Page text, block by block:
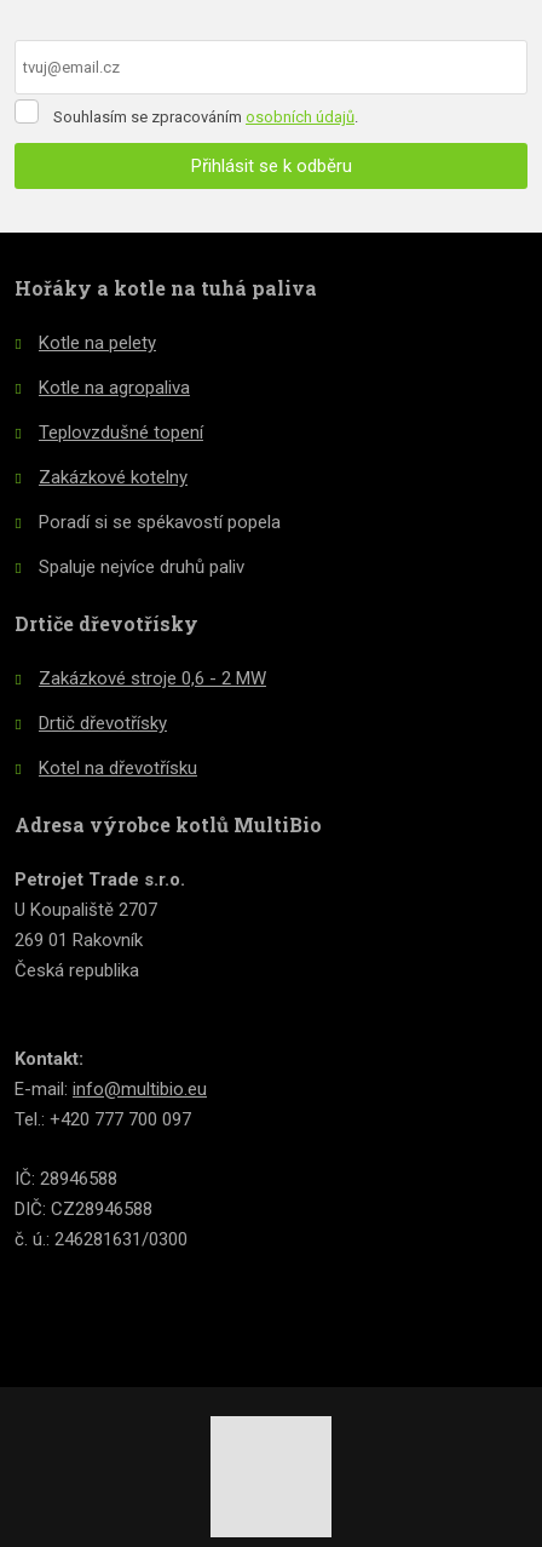
Souhlasím
Souhlasím se zpracováním osobních údajů
Přihlásit se k odběru
nepodařilo
Hořáky a kotle na tuhá paliva
Kotle na pelety
Kotle na agropaliva
Teplovzdušné topení
Zakázkové kotelny
Poradí si se spékavostí popela
Spaluje nejvíce druhů paliv
Drtiče dřevotřísky
Zakázkové stroje 0,6 - 2 MW
Drtič dřevotřísky
Kotel na dřevotřísku
Adresa výrobce kotlů MultiBio
Petrojet Trade s.r.o.
U Koupaliště 2707
269 01 Rakovník
Česká republika
Kontakt:
E-mail: info@multibio.eu
Tel.: +420 777 700 097
IČ: 28946588
DIČ: CZ28946588
č. ú.: 246281631/0300